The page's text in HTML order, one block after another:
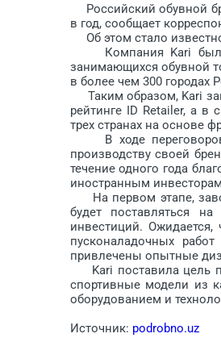
Российский обувной
в год, сообщает
Об этом стало
Компания Kari была
занимающихся обувной
в более чем 300 городах
Таким образом, Kari
рейтинге ID Retailer, а в
трех странах на основе
В ходе переговоров,
производству своей
течение одного года
иностранным
На первом этапе,
будет поставляться
инвестиций. Ожидается,
пусконаладочных
привлечены опытные
Kari поставила цель
спортивные модели из
оборудованием и
Источник: podrobno.uz